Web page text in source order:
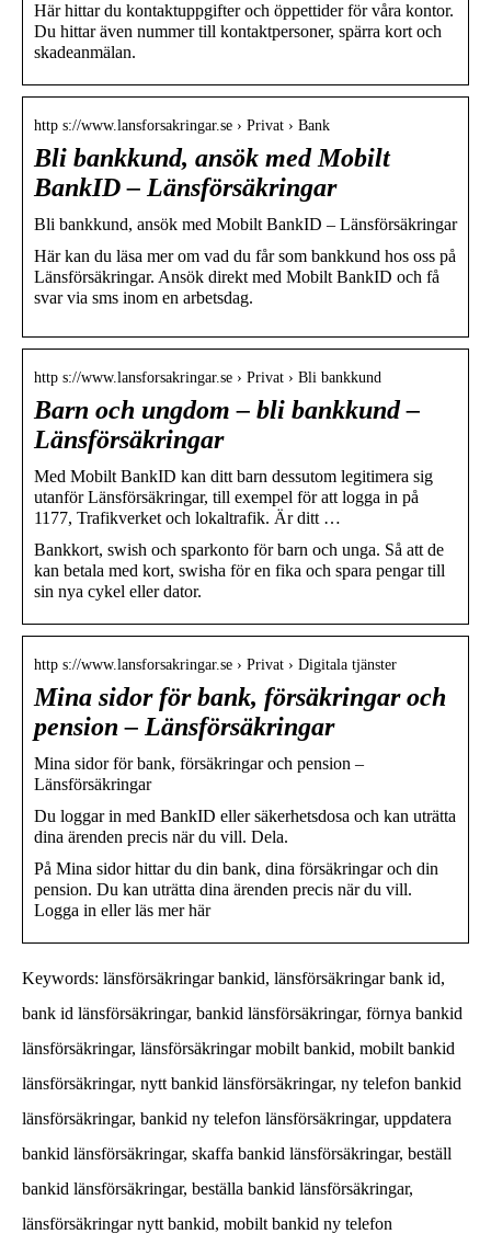
Här hittar du kontaktuppgifter och öppettider för våra kontor.
Du hittar även nummer till kontaktpersoner, spärra kort och
skadeanmälan.
http s://www.lansforsakringar.se › Privat › Bank
Bli bankkund, ansök med Mobilt
BankID – Länsförsäkringar
Bli bankkund, ansök med Mobilt BankID – Länsförsäkringar
Här kan du läsa mer om vad du får som bankkund hos oss på
Länsförsäkringar. Ansök direkt med Mobilt BankID och få
svar via sms inom en arbetsdag.
http s://www.lansforsakringar.se › Privat › Bli bankkund
Barn och ungdom – bli bankkund –
Länsförsäkringar
Med Mobilt BankID kan ditt barn dessutom legitimera sig
utanför Länsförsäkringar, till exempel för att logga in på
1177, Trafikverket och lokaltrafik. Är ditt …
Bankkort, swish och sparkonto för barn och unga. Så att de
kan betala med kort, swisha för en fika och spara pengar till
sin nya cykel eller dator.
http s://www.lansforsakringar.se › Privat › Digitala tjänster
Mina sidor för bank, försäkringar och
pension – Länsförsäkringar
Mina sidor för bank, försäkringar och pension –
Länsförsäkringar
Du loggar in med BankID eller säkerhetsdosa och kan uträtta
dina ärenden precis när du vill. Dela.
På Mina sidor hittar du din bank, dina försäkringar och din
pension. Du kan uträtta dina ärenden precis när du vill.
Logga in eller läs mer här
Keywords: länsförsäkringar bankid, länsförsäkringar bank id,
bank id länsförsäkringar, bankid länsförsäkringar, förnya bankid
länsförsäkringar, länsförsäkringar mobilt bankid, mobilt bankid
länsförsäkringar, nytt bankid länsförsäkringar, ny telefon bankid
länsförsäkringar, bankid ny telefon länsförsäkringar, uppdatera
bankid länsförsäkringar, skaffa bankid länsförsäkringar, beställ
bankid länsförsäkringar, beställa bankid länsförsäkringar,
länsförsäkringar nytt bankid, mobilt bankid ny telefon